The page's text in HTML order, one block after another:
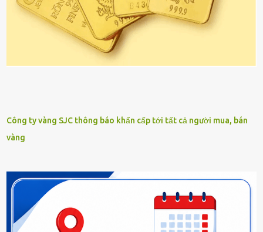
Công ty vàng SJC thông báo khẩn cấp tới tất cả người mua, bán
vàng